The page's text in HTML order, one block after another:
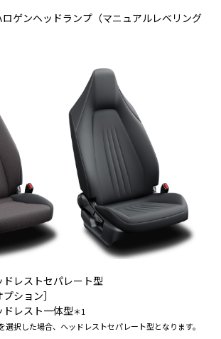
ゲンヘッドランプ（マニュアルレベリング
レストセパレート型
ション］
レスト一体型＊1
選択した場合、ヘッドレストセパレート型となります。